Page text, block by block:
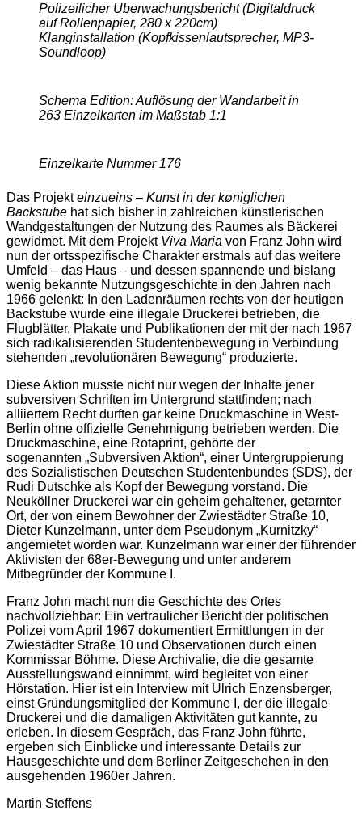
Polizeilicher Überwachungsbericht (Digitaldruck
auf Rollenpapier, 280 x 220cm)
Klanginstallation (Kopfkissenlautsprecher, MP3-
Soundloop)
Schema Edition: Auflösung der Wandarbeit in
263 Einzelkarten im Maßstab 1:1
Einzelkarte Nummer 176
Das Projekteinzueins – Kunst in der køniglichen
Backstube hat sich bisher in zahlreichen künstlerischen
Wandgestaltungen der Nutzung des Raumes als Bäckerei
gewidmet. Mit dem Projekt Viva Maria von Franz John wird
nun der ortsspezifische Charakter erstmals auf das weitere
Umfeld – das Haus – und dessen spannende und bislang
wenig bekannte Nutzungsgeschichte in den Jahren nach
1966 gelenkt: In den Ladenräumen rechts von der heutigen
Backstube wurde eine illegale Druckerei betrieben, die
Flugblätter, Plakate und Publikationen der mit der nach 1967
sich radikalisierenden Studentenbewegung in Verbindung
stehenden „revolutionären Bewegung“ produzierte.
Diese Aktion musste nicht nur wegen der Inhalte jener
subversiven Schriften im Untergrund stattfinden; nach
alliiertem Recht durften gar keine Druckmaschine in West-
Berlin ohne offizielle Genehmigung betrieben werden. Die
Druckmaschine, eine Rotaprint, gehörte der
sogenannten „Subversiven Aktion“, einer Untergruppierung
des Sozialistischen Deutschen Studentenbundes (SDS), der
Rudi Dutschke als Kopf der Bewegung vorstand. Die
Neuköllner Druckerei war ein geheim gehaltener, getarnter
Ort, der von einem Bewohner der Zwiestädter Straße 10,
Dieter Kunzelmann, unter dem Pseudonym „Kurnitzky“
angemietet worden war. Kunzelmann war einer der führender
Aktivisten der 68er-Bewegung und unter anderem
Mitbegründer der Kommune I.
Franz John macht nun die Geschichte des Ortes
nachvollziehbar: Ein vertraulicher Bericht der politischen
Polizei vom April 1967 dokumentiert Ermittlungen in der
Zwiestädter Straße 10 und Observationen durch einen
Kommissar Böhme. Diese Archivalie, die die gesamte
Ausstellungswand einnimmt, wird begleitet von einer
Hörstation. Hier ist ein Interview mit Ulrich Enzensberger,
einst Gründungsmitglied der Kommune I, der die illegale
Druckerei und die damaligen Aktivitäten gut kannte, zu
erleben. In diesem Gespräch, das Franz John führte,
ergeben sich Einblicke und interessante Details zur
Hausgeschichte und dem Berliner Zeitgeschehen in den
ausgehenden 1960er Jahren.
Martin Steffens